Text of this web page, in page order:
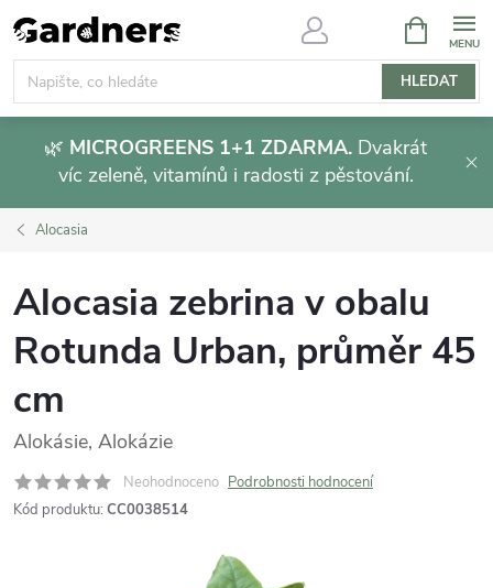
Přejít
na
obsah
HLEDAT
NÁKUPNÍ
KOŠÍK
🌿 MICROGREENS 1+1 ZDARMA. Dvakrát
víc zeleně, vitamínů i radosti z pěstování.
Alocasia
Alocasia zebrina v obalu
Rotunda Urban, průměr 45
cm
Alokásie, Alokázie
Neohodnoceno Podrobnosti hodnocení
Kód produktu: CC0038514